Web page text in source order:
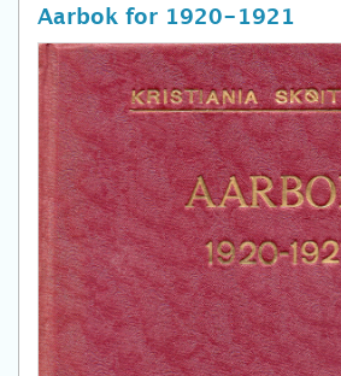
Aarbok for 1920-1921